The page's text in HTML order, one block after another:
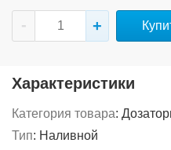
Характеристики
Категория товара:
Тип: Наливной